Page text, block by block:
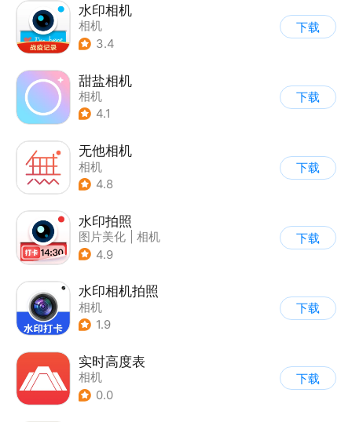
水印相机
相机
3.4
下载
甜盐相机
相机
4.1
下载
无他相机
相机
4.8
下载
水印拍照
图片美化
相机
4.9
下载
水印相机拍照
相机
1.9
下载
实时高度表
相机
0.0
下载